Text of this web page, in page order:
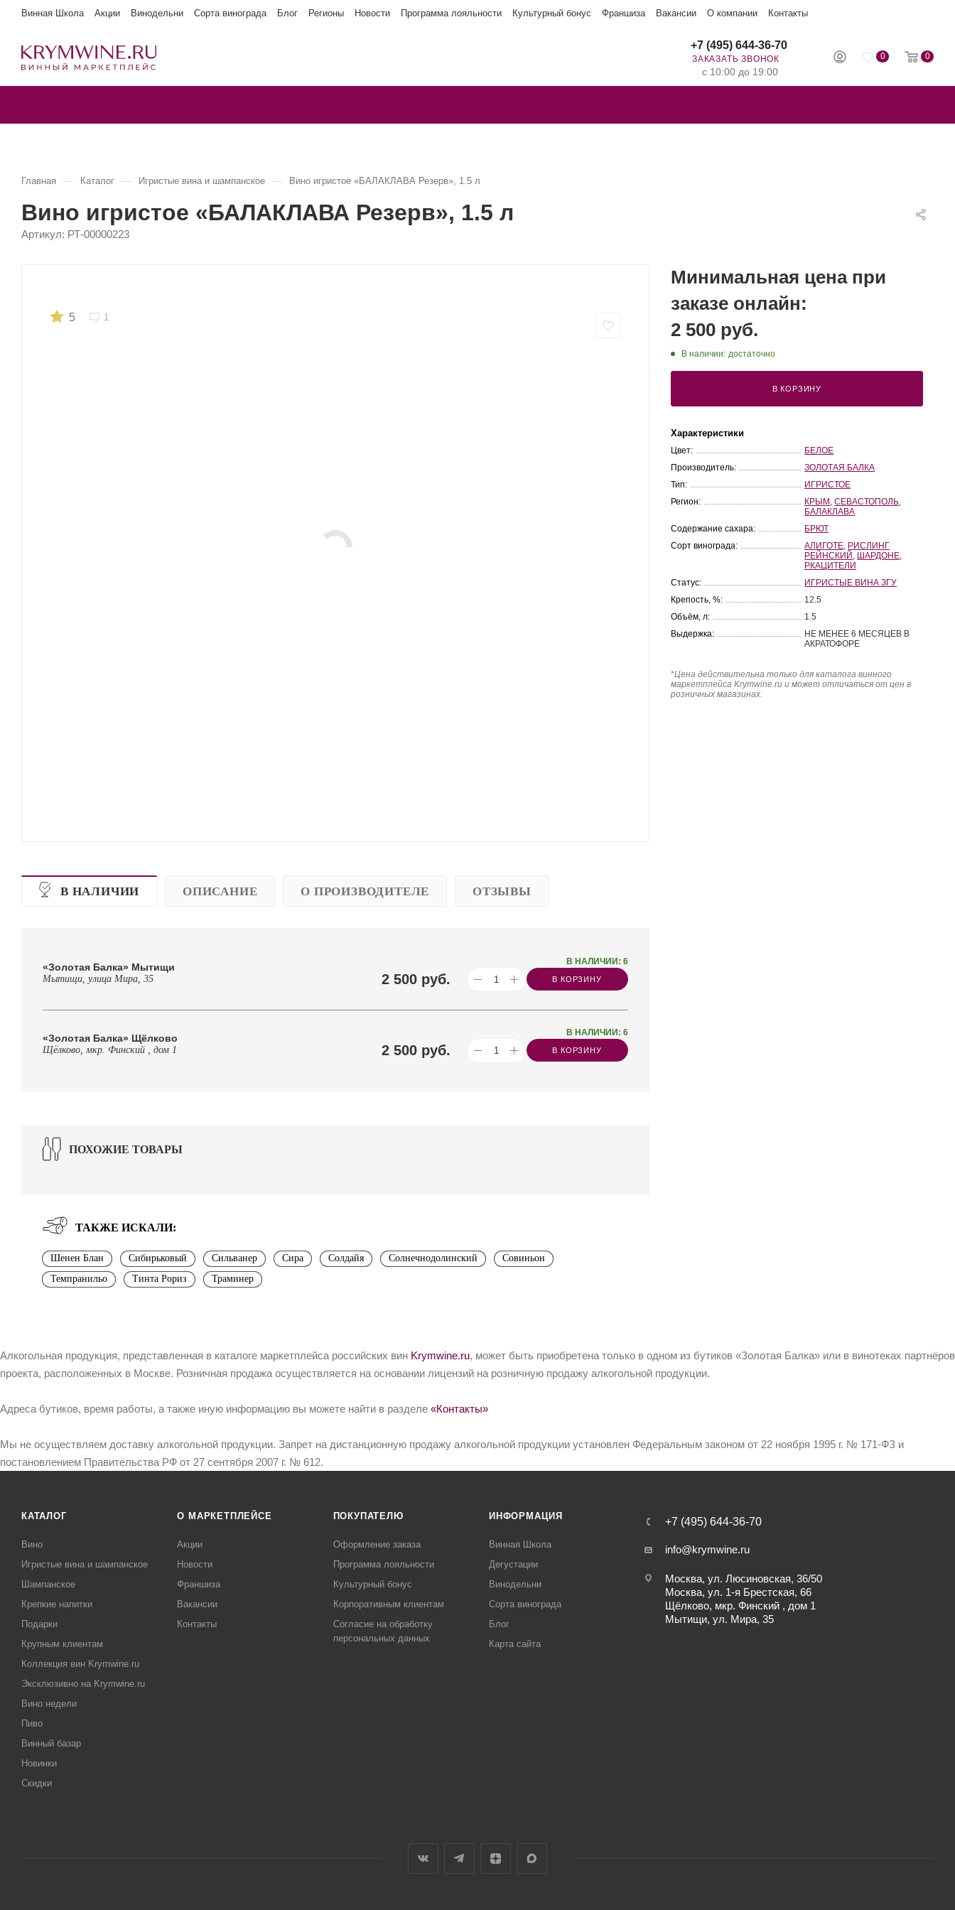
Винная Школа Акции Винодельни Сорта винограда Блог Регионы Новости Программа лояльности Культурный бонус Франшиза Вакансии О компании Контакты
0 0
+7 (495) 644-36-70
ЗАКАЗАТЬ ЗВОНОК
с 10:00 до 19:00
Главная — Каталог — Игристые вина и шампанское — Вино игристое «БАЛАКЛАВА Резерв», 1.5 л
Вино игристое «БАЛАКЛАВА Резерв», 1.5 л
Артикул: РТ-00000223
5 1
В НАЛИЧИИ ОПИСАНИЕ О ПРОИЗВОДИТЕЛЕ ОТЗЫВЫ
«Золотая Балка» Мытищи
Мытищи, улица Мира, 35
В НАЛИЧИИ: 6
2 500руб. В КОРЗИНУ
«Золотая Балка» Щёлково
Щёлково, мкр. Финский , дом 1
В НАЛИЧИИ: 6
2 500руб. В КОРЗИНУ
ПОХОЖИЕ ТОВАРЫ
ТАКЖЕ ИСКАЛИ:
Шенен Блан Сибирьковый Сильванер Сира Солдайя Солнечнодолинский
Совиньон
Темпранильо
Тинта Рориз Траминер
Минимальная цена при
заказе онлайн:
2 500 руб.
В наличии: достаточно
В КОРЗИНУ
Характеристики
Цвет:
БЕЛОЕ
Производитель:
ЗОЛОТАЯ БАЛКА
Тип:
ИГРИСТОЕ
Регион:
КРЫМ ,СЕВАСТОПОЛЬ
БАЛАКЛАВА
Содержание сахара:
БРЮТ
Сорт винограда:
АЛИГОТЕ РИСЛИНГ
РЕЙНСКИЙ ШАРДОНЕ
РКАЦИТЕЛИ
Статус:
ИГРИСТЫЕ ВИНА ЗГУ
Крепость, %:
12.5
Объём, л:
1.5
Выдержка:
НЕ МЕНЕЕ 6 МЕСЯЦЕВ В
АКРАТОФОРЕ
*Цена действительна только для каталога винного
маркетплейса Krymwine.ru и может отличаться от цен в
розничных магазинах.
Алкогольная продукция, представленная в каталоге маркетплейса российских вин Krymwine.ru, может быть приобретена только в одном из бутиков «Золотая Балка» или в винотеках партнёров
проекта, расположенных в Москве. Розничная продажа осуществляется на основании лицензий на розничную продажу алкогольной продукции.
Адреса бутиков, время работы, а также иную информацию вы можете найти в разделе «Контакты»
Мы не осуществляем доставку алкогольной продукции. Запрет на дистанционную продажу алкогольной продукции установлен Федеральным законом от 22 ноября 1995 г. № 171-ФЗ и
постановлением Правительства РФ от 27 сентября 2007 г. № 612.
КАТАЛОГ
Вино
Игристые вина и шампанское
Шампанское
Крепкие напитки
Подарки
Крупным клиентам
Коллекция вин Krymwine.ru
Эксклюзивно на Krymwine.ru
Вино недели
Пиво
Винный базар
Новинки
Скидки
О МАРКЕТПЛЕЙСЕ
Акции
Новости
Франшиза
Вакансии
Контакты
ПОКУПАТЕЛЮ
Оформление заказа
Программа лояльности
Культурный бонус
Корпоративным клиентам
Согласие на обработку
персональных данных
ИНФОРМАЦИЯ
Винная Школа
Дегустации
Винодельни
Сорта винограда
Блог
Карта сайта
+7 (495) 644-36-70
info@krymwine.ru
Москва, ул. Люсиновская, 36/50
Москва, ул. 1-я Брестская, 66
Щёлково, мкр. Финский , дом 1
Мытищи, ул. Мира, 35